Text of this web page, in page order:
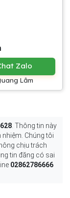
Zalo
Lâm
. Thông tin này
Chúng tôi
chịu trách
tin đăng có sai
02862786666